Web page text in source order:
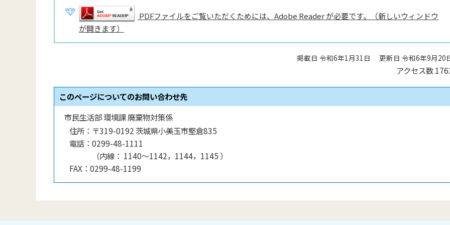
PDFファイルをご覧いただくためには、Adobe Reader が必要です。（新しいウィンドウ
が開きます）
掲載日 令和6年1月31日 更新日 令和6年9月20
アクセス数
このページについてのお問い合わせ先
市民生活部 環境課 廃棄物対策係
住所： 〒319-0192 茨城県小美玉市堅倉835
電話： 0299-48-1111
（内線 ： 1140〜1142，1144，1145 ）
FAX： 0299-48-1199